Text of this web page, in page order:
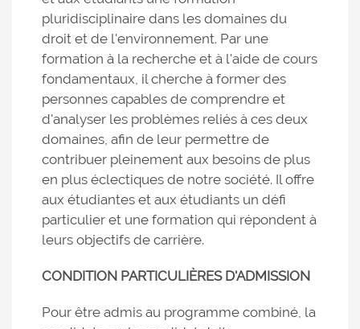
pluridisciplinaire dans les domaines du
droit et de l'environnement. Par une
formation à la recherche et à l'aide de cours
fondamentaux, il cherche à former des
personnes capables de comprendre et
d'analyser les problèmes reliés à ces deux
domaines, afin de leur permettre de
contribuer pleinement aux besoins de plus
en plus éclectiques de notre société. Il offre
aux étudiantes et aux étudiants un défi
particulier et une formation qui répondent à
leurs objectifs de carrière.
CONDITION PARTICULIÈRES D'ADMISSION
Pour être admis au programme combiné, la